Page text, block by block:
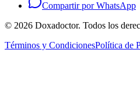
Compartir por WhatsApp
© 2026 Doxadoctor. Todos los
Términos y CondicionesPolítica de